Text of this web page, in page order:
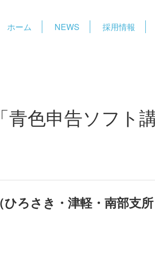
ホーム NEWS 採用情報
色申告ソフト
ろさき・津軽・南部支